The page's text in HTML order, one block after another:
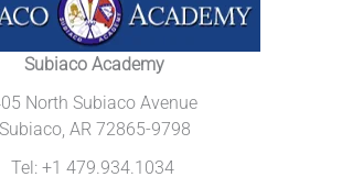
Subiaco Academy
North Subiaco Avenue
Subiaco, AR 72865-9798
Tel: +1 479.934.1034